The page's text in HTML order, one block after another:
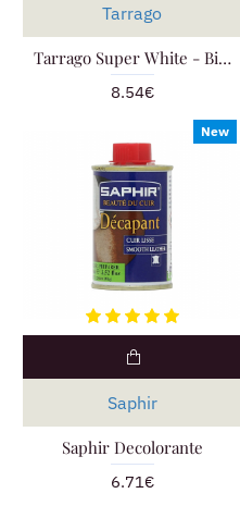
Tarrago
Tarrago Super White - Bianco Coprente per sneakers
8.54€
New
Saphir
Saphir Decolorante
6.71€